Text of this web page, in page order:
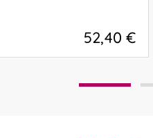
52,40 €